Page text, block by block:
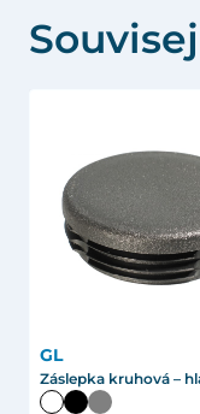
GL
Záslepka kruhová –